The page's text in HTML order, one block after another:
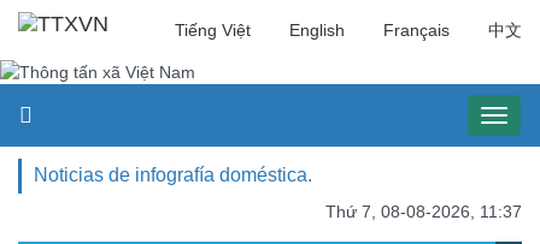
Tiếng Việt English Français 中文
Noticias de infografía doméstica.
Thứ 7, 08-08-2026, 11:37